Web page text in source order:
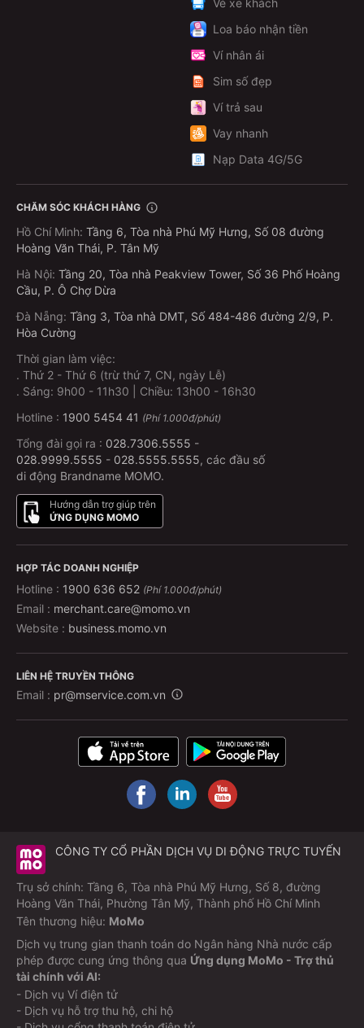
Vé xe khách
Loa báo nhận tiền
Ví nhân ái
Sim số đẹp
Ví trả sau
Vay nhanh
Nạp Data 4G/5G
CHĂM SÓC KHÁCH HÀNG
Hồ Chí Minh: Tầng 6, Tòa nhà Phú Mỹ Hưng, Số 08 đường
Hoàng Văn Thái, P. Tân Mỹ
Hà Nội: Tầng 20, Tòa nhà Peakview Tower, Số 36 Phố Hoàng
Cầu, P. Ô Chợ Dừa
Đà Nẵng: Tầng 3, Tòa nhà DMT, Số 484-486 đường 2/9, P.
Hòa Cường
Thời gian làm việc:
. Thứ 2 - Thứ 6 (trừ thứ 7, CN, ngày Lễ)
. Sáng: 9h00 - 11h30 | Chiều: 13h00 - 16h30
Hotline : 1900 5454 41 (Phí 1.000đ/phút)
Tổng đài gọi ra : 028.7306.5555 -
028.9999.5555 - 028.5555.5555, các đầu số
di động Brandname MOMO.
Hướng dẫn trợ giúp trên
ỨNG DỤNG MOMO
HỢP TÁC DOANH NGHIỆP
Hotline : 1900 636 652 (Phí 1.000đ/phút)
Email : merchant.care@momo.vn
Website : business.momo.vn
LIÊN HỆ TRUYỀN THÔNG
Email : pr@mservice.com.vn
CÔNG TY CỔ PHẦN DỊCH VỤ DI ĐỘNG TRỰC TUYẾN
Trụ sở chính: Tầng 6, Tòa nhà Phú Mỹ Hưng, Số 8, đường
Hoàng Văn Thái, Phường Tân Mỹ, Thành phố Hồ Chí Minh
Tên thương hiệu: MoMo
Dịch vụ trung gian thanh toán do Ngân hàng Nhà nước cấp
phép được cung ứng thông qua Ứng dụng MoMo - Trợ thủ
tài chính với AI:
- Dịch vụ Ví điện tử
- Dịch vụ hỗ trợ thu hộ, chi hộ